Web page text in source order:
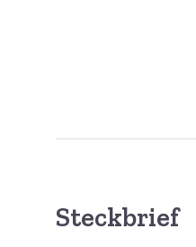
Steckbrief